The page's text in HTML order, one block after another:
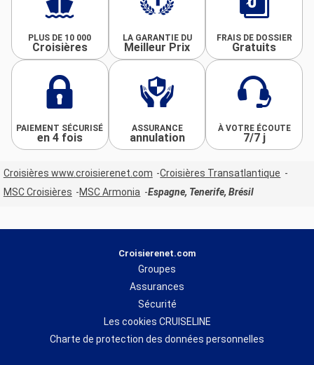
PLUS DE 10 000
Croisières
LA GARANTIE DU
Meilleur Prix
FRAIS DE DOSSIER
Gratuits
PAIEMENT SÉCURISÉ
en 4 fois
ASSURANCE
annulation
À VOTRE ÉCOUTE
7/7 j
Croisières www.croisierenet.com
Croisières Transatlantique
MSC Croisières
MSC Armonia Espagne, Tenerife, Brésil
Croisierenet.com
Groupes
Assurances
Sécurité
Les cookies CRUISELINE
Charte de protection des données personnelles